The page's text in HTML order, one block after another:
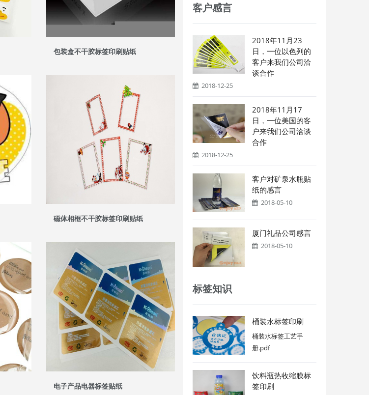
包装盒不干胶标签印刷贴纸
磁体相框不干胶标签印刷贴纸
电子产品电器标签贴纸
客户感言
2018年11月23
日，一位以色列的
客户来我们公司洽
谈合作
2018-12-25
2018年11月17
日，一位美国的客
户来我们公司洽谈
合作
2018-12-25
客户对矿泉水瓶贴
纸的感言
2018-05-10
厦门礼品公司感言
2018-05-10
标签知识
桶装水标签印刷
桶装水标签工艺手
册.pdf
饮料瓶热收缩膜标
签印刷